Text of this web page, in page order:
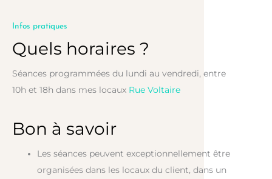
Infos pratiques
Quels horaires ?
Séances programmées du lundi au vendredi, entre
10h et 18h dans mes locaux Rue Voltaire
Bon à savoir
Les séances peuvent exceptionnellement être
organisées dans les locaux du client, dans un